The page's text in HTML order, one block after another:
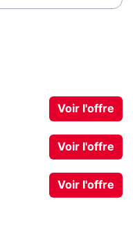
Voir l'offre
Voir l'offre
Voir l'offre